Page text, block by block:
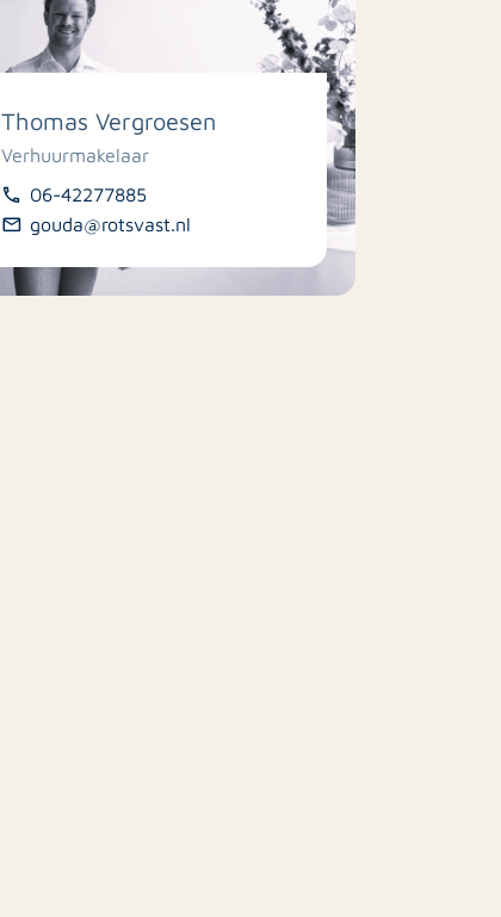
Thomas Vergroesen
Verhuurmakelaar
06-42277885
gouda@rotsvast.nl